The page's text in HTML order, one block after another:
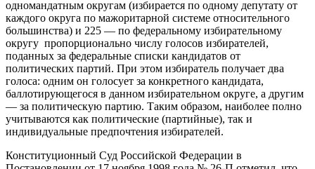
одномандатным округам (избирается по одному депутату от
каждого округа по мажоритарной системе относительного
большинства) и 225 — по федеральному избирательному
округу пропорционально числу голосов избирателей,
поданных за федеральные списки кандидатов от
политических партий. При этом избиратель получает два
голоса: одним он голосует за конкретного кандидата,
баллотирующегося в данном избирательном округе, а другим
— за политическую партию. Таким образом, наиболее полно
учитываются как политические (партийные), так и
индивидуальные предпочтения избирателей.
Конституционный Суд Российской Федерации в